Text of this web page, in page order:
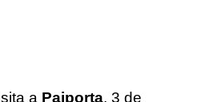
a Paiporta, 3 de